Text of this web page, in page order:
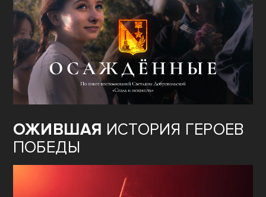
ОЖИВШАЯ ИСТОРИЯ ГЕРОЕВ
ПОБЕДЫ